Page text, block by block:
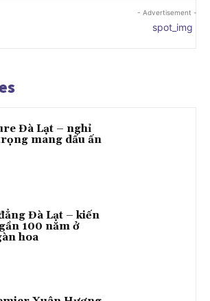
- Advertisement -
Đà Lạt – nghỉ
mang dấu ấn
Đà Lạt – kiến
100 năm ở
hoa